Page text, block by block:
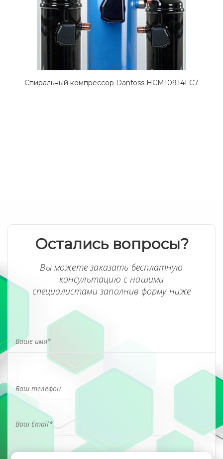
Спиральный компрессор Danfoss HCM109T4LC7
Остались вопросы?
Вы можете заказать бесплатную
консультацию с нашими
специалистами заполнив форму ниже